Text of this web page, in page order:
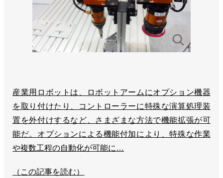
産業用ロボットは、ロボットアームにオプション機器
を取り付けたり、コントローラーに特殊な演算処理装
置を外付けするなど、さまざまな方法で機能拡張が可
能だ。オプションによる機能付加により、特殊な作業
や複数工程の自動化が可能に…
（この記事を読む）